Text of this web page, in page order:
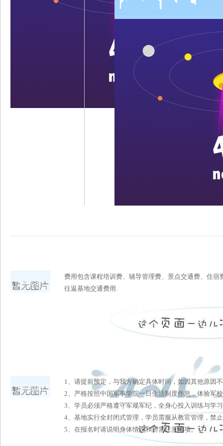
费用说明
费用包含课程培训费、辅导管理费、景点交通费、住
往返基地交通费用.
预订须知
1、请提前预定，与我方确定具体时间，如因其他原因
2、严格按照中国军事学院一日生活制度作息，体验军
3、学员必须严格遵守军规军纪，全身心投入训练与学
4、基地实行全封闭式管理，学员需服从教官管理，禁
5、在报名时请说明身体情况和所需注意事项。